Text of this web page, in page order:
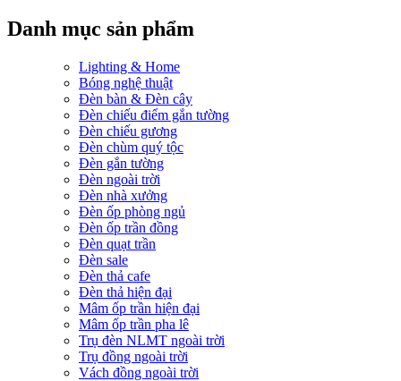
Danh mục sản phẩm
Lighting & Home
Bóng nghệ thuật
Đèn bàn & Đèn cây
Đèn chiếu điểm gắn tường
Đèn chiếu gương
Đèn chùm quý tộc
Đèn gắn tường
Đèn ngoài trời
Đèn nhà xưởng
Đèn ốp phòng ngủ
Đèn ốp trần đồng
Đèn quạt trần
Đèn sale
Đèn thả cafe
Đèn thả hiện đại
Mâm ốp trần hiện đại
Mâm ốp trần pha lê
Trụ đèn NLMT ngoài trời
Trụ đồng ngoài trời
Vách đồng ngoài trời